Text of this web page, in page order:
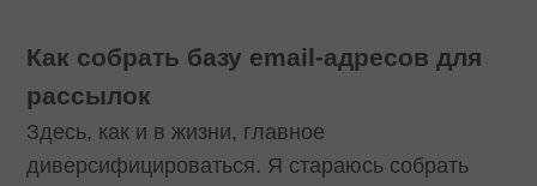
Как собрать базу email-адресов для
рассылок
Здесь, как и в жизни, главное
диверсифицироваться. Я стараюсь собрать